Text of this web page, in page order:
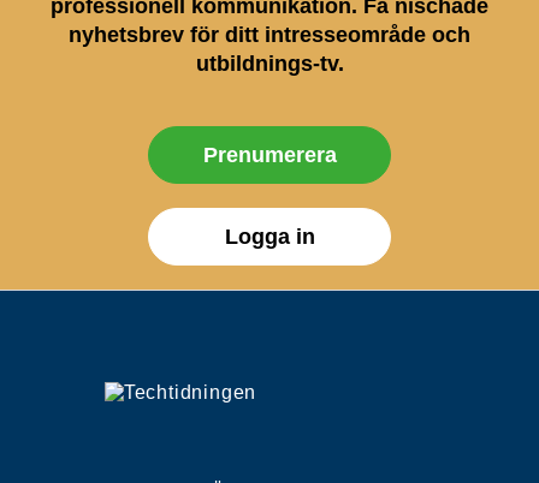
professionell kommunikation. Få nischade
nyhetsbrev för ditt intresseområde och
utbildnings-tv.
Prenumerera
Logga in